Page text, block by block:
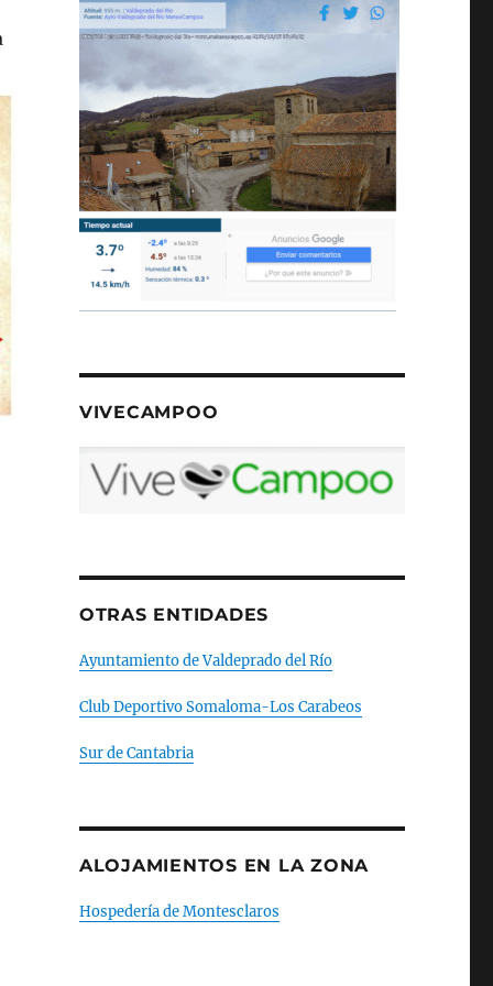
VIVECAMPOO
OTRAS ENTIDADES
Ayuntamiento de Valdeprado del Río
Club Deportivo Somaloma-Los Carabeos
Sur de Cantabria
ALOJAMIENTOS EN LA ZONA
Hospedería de Montesclaros